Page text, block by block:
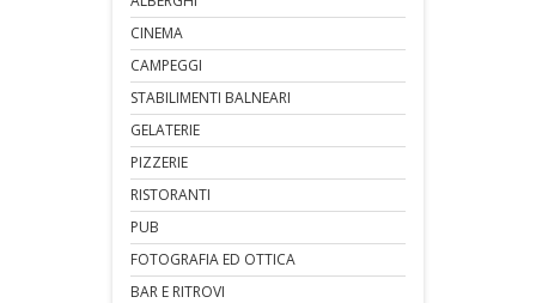
CINEMA
CAMPEGGI
STABILIMENTI BALNEARI
GELATERIE
PIZZERIE
RISTORANTI
PUB
FOTOGRAFIA ED OTTICA
BAR E RITROVI